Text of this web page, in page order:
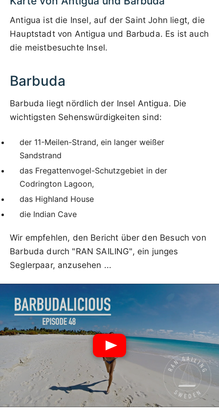
Antigua ist die Insel, auf der Saint John liegt, die
Hauptstadt von Antigua und Barbuda. Es ist auch
die meistbesuchte Insel.
Barbuda
Barbuda liegt nördlich der Insel Antigua. Die
wichtigsten Sehenswürdigkeiten sind:
der 11-Meilen-Strand, ein langer weißer
Sandstrand
das Fregattenvogel-Schutzgebiet in der
Codrington Lagoon,
das Highland House
die Indian Cave
Wir empfehlen, den Bericht über den Besuch von
Barbuda durch "RAN SAILING", ein junges
Seglerpaar, anzusehen ...